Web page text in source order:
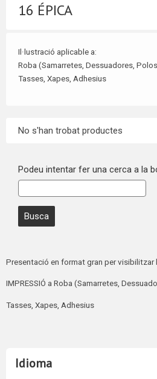
Idioma
16 ÉPICA
Il·lustració aplicable a:
Roba (Samarretes, Dessuadores,
Tasses, Xapes , Adhesius
No s'han trobat productes
Podeu intentar fer una cerca a la
Presentació en format gran per visibilitzar
IMPRESSIÓ a Roba (Samarretes,
Tasses, Xapes, Adhesius